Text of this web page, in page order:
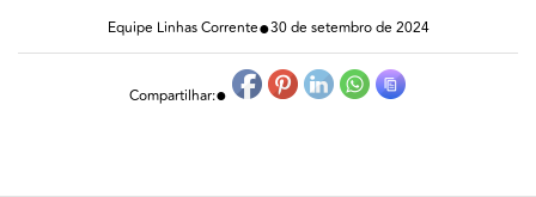
Equipe Linhas Corrente●30 de setembro de 2024
Compartilhar:●